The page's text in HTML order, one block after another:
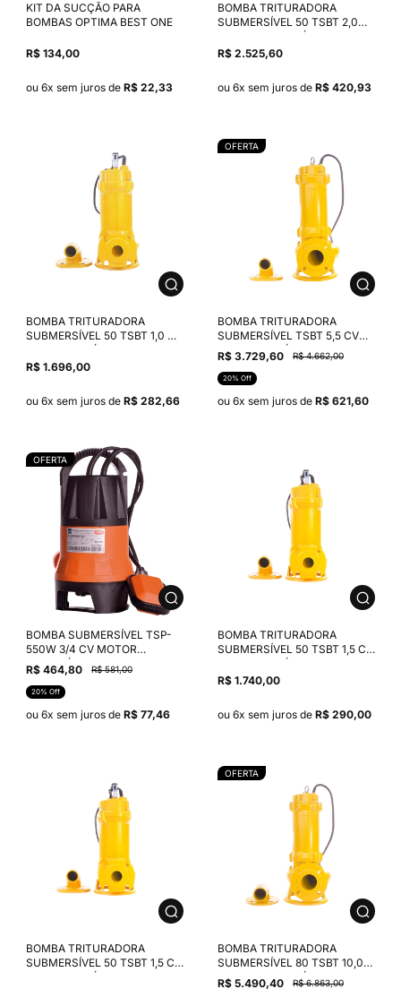
KIT DA SUCÇÃO PARA
BOMBAS OPTIMA BEST ONE
R$ 134,00
ou 6x sem juros de R$ 22,33
BOMBA TRITURADORA
SUBMERSÍVEL 50 TSBT 2,0
CV MOTOR TRIFÁSICO THEBE
380V
R$ 2.525,60
ou 6x sem juros de R$ 420,93
BOMBA TRITURADORA
SUBMERSÍVEL 50 TSBT 1,0 CV
MOTOR TRIFÁSICO THEBE
220V
R$ 1.696,00
ou 6x sem juros de R$ 282,66
OFERTA
BOMBA TRITURADORA
SUBMERSÍVEL TSBT 5,5 CV
MOTOR TRIFÁSICO THEBE
380V
R$ 3.729,60 R$ 4.662,00
20% Off
ou 6x sem juros de R$ 621,60
OFERTA
BOMBA SUBMERSÍVEL TSP-
550W 3/4 CV MOTOR
MONOFÁSICO THEBE IP68
220V
R$ 464,80 R$ 581,00
20% Off
ou 6x sem juros de R$ 77,46
BOMBA TRITURADORA
SUBMERSÍVEL 50 TSBT 1,5 CV
MOTOR TRIFÁSICO THEBE
380V
R$ 1.740,00
ou 6x sem juros de R$ 290,00
BOMBA TRITURADORA
SUBMERSÍVEL 50 TSBT 1,5 CV
MOTOR TRIFÁSICO THEBE
OFERTA
BOMBA TRITURADORA
SUBMERSÍVEL 80 TSBT 10,0
CV MOTOR TRIFÁSICO THEBE
R$ 5.490,40 R$ 6.863,00